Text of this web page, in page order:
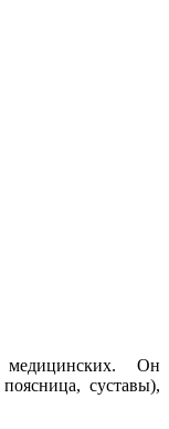
Он
суставы),